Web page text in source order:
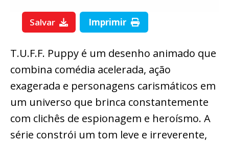
Salvar Imprimir
T.U.F.F. Puppy é um desenho animado que
combina comédia acelerada, ação
exagerada e personagens carismáticos em
um universo que brinca constantemente
com clichês de espionagem e heroísmo. A
série constrói um tom leve e irreverente,